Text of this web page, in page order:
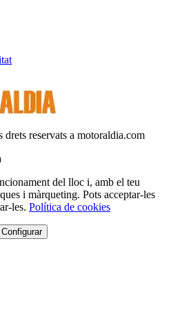
reservats a motoraldia.com
del lloc i, amb el teu
i màrqueting. Pots acceptar-les
les. Política de cookies
Configurar